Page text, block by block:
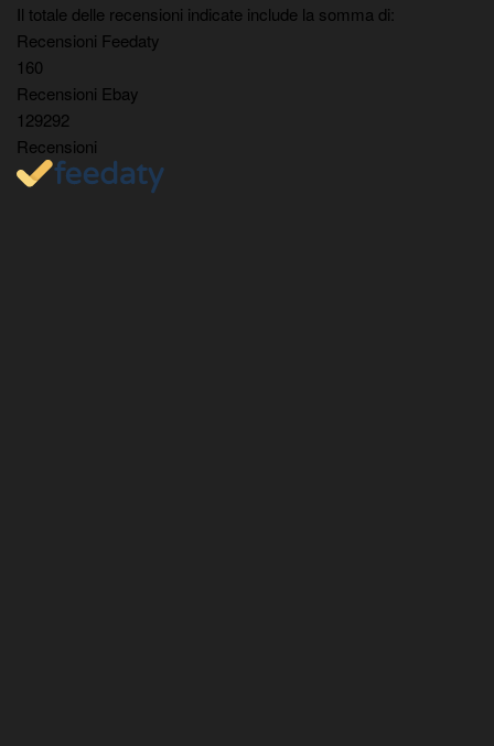
Il totale delle recensioni indicate include la somma di:
Recensioni Feedaty
160
Recensioni Ebay
129292
Recensioni